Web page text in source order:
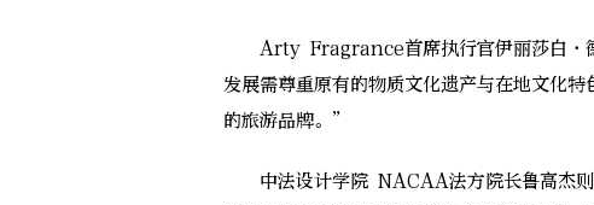
Arty Fragrance首席执行官伊丽莎白·德
发展需尊重原有的物质文化遗产与在地文化
的旅游品牌。”
中法设计学院 NACAA法方院长鲁高杰则